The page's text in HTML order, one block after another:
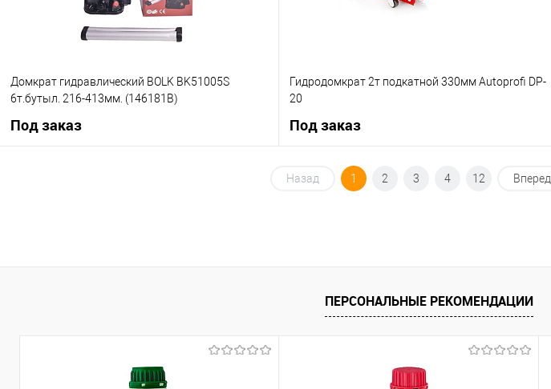
Домкрат гидравлический BOLK BK51005S
6т.бутыл. 216-413мм. (146181В)
Под заказ
Гидродомкрат 2т подкатной 330мм Autoprofi DP-
20
Под заказ
Под заказ
Назад 1 2 3 4 12 Вперед
ПЕРСОНАЛЬНЫЕ РЕКОМЕНДАЦИИ